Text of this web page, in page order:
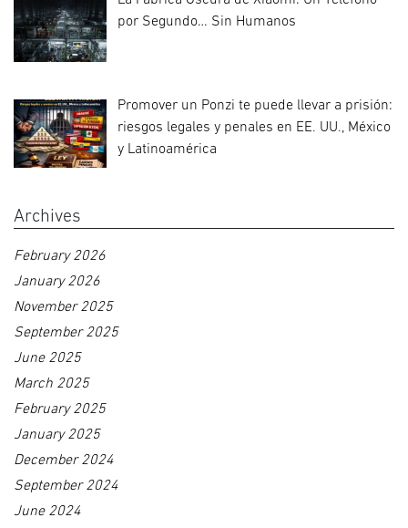
por Segundo… Sin Humanos
Promover un Ponzi te puede llevar a prisión:
riesgos legales y penales en EE. UU., México
y Latinoamérica
Archives
February 2026
January 2026
November 2025
September 2025
June 2025
March 2025
February 2025
January 2025
December 2024
September 2024
June 2024